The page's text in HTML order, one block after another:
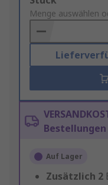
to
Basket
Menge auswählen
Bestellungen
Auf Lager
Zusätzlich 2